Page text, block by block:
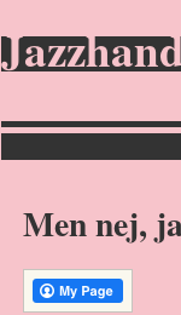
Men nej,